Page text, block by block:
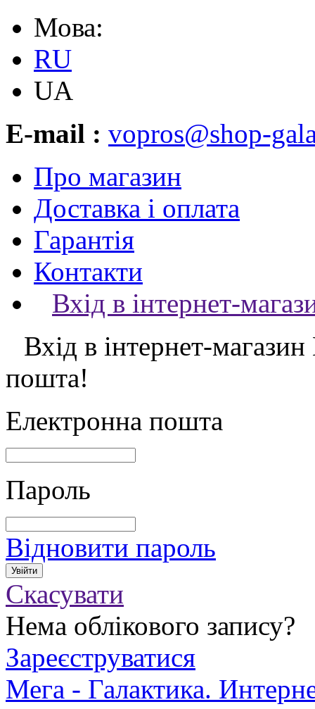
Мова:
RU
UA
E-mail : vopros@shop-
Про магазин
Доставка і оплата
Гарантія
Контакти
Вхід в інтернет-
Вхід в інтернет-магазин
пошта!
Електронна пошта
Пароль
Відновити пароль
Скасувати
Нема облікового запису?
Зареєструватися
Мега - Галактика.